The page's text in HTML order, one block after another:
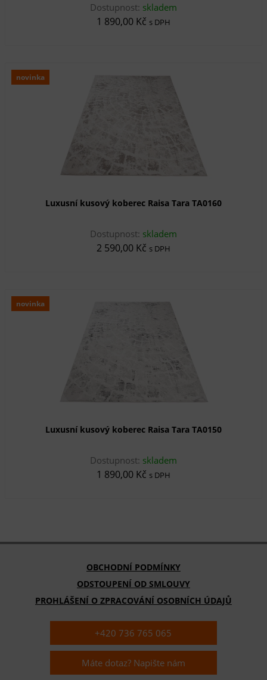
Dostupnost: skladem
1 890,00 Kč s DPH
novinka
Luxusní kusový koberec Raisa Tara TA0160
Dostupnost: skladem
2 590,00 Kč s DPH
novinka
Luxusní kusový koberec Raisa Tara TA0150
Dostupnost: skladem
1 890,00 Kč s DPH
OBCHODNÍ PODMÍNKY
ODSTOUPENÍ OD SMLOUVY
PROHLÁŠENÍ O ZPRACOVÁNÍ OSOBNÍCH ÚDAJŮ
+420 736 765 065
Máte dotaz? Napište nám